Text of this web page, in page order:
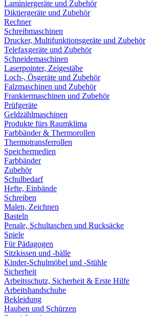
Laminiergeräte und Zubehör
Diktiergeräte und Zubehör
Rechner
Schreibmaschinen
Drucker, Multifunktionsgeräte und Zubehör
Telefaxgeräte und Zubehör
Schneidemaschinen
Laserpointer, Zeigestäbe
Loch-, Ösgeräte und Zubehör
Falzmaschinen und Zubehör
Frankiermaschinen und Zubehör
Prüfgeräte
Geldzählmaschinen
Produkte fürs Raumklima
Farbbänder & Thermorollen
Thermotransferrollen
Speichermedien
Farbbänder
Zubehör
Schulbedarf
Hefte, Einbände
Schreiben
Malen, Zeichnen
Basteln
Penale, Schultaschen und Rucksäcke
Spiele
Für Pädagogen
Sitzkissen und -bälle
Kinder-Schulmöbel und -Stühle
Sicherheit
Arbeitsschutz, Sicherheit & Erste Hilfe
Arbeitshandschuhe
Bekleidung
Hauben und Schürzen